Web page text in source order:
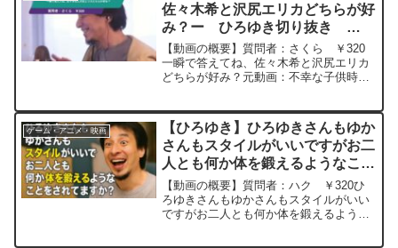
佐々木希と沢尻エリカどちらが好
み？ー ひろゆき切り抜き
20240404
【動画の概要】質問者：さくら ￥320
一瞬で答えてね、佐々木希と沢尻エリカ
どちらが好み？元動画：不幸な子供時代
ゆきさんの動画で、寄せら...
ゲーム・アニメ・映画
【ひろゆき】ひろゆきさんもゆか
さんもスタイルがいいですがお二
人とも何か体を鍛えるようなこと
をされてますか？ー ひろゆき切
り抜き 20250831
【動画の概要】質問者：ハク ￥320ひ
ろゆきさんもゆかさんもスタイルがいい
ですがお二人とも何か体を鍛えるような